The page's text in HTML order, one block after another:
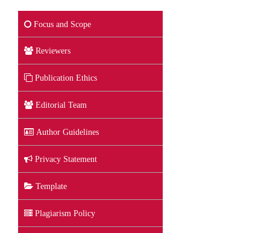
Focus and Scope
Reviewers
Publication Ethics
Editorial Team
Author Guidelines
Privacy Statement
Template
Plagiarism Policy